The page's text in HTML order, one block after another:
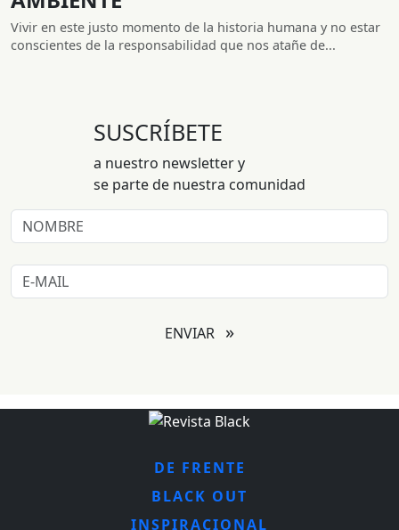
Vivir en este justo momento de la historia humana y no estar
conscientes de la responsabilidad que nos atañe de...
SUSCRÍBETE
a nuestro newsletter y
se parte de nuestra comunidad
ENVIAR »
DE FRENTE
BLACK OUT
INSPIRACIONAL